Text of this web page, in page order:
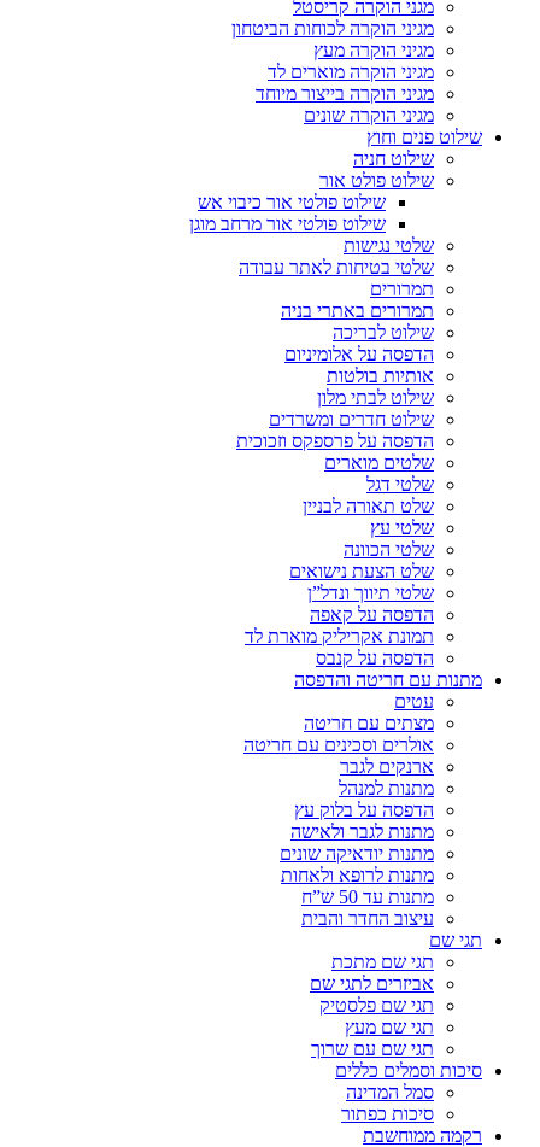
מגני הוקרה קריסטל
מגיני הוקרה לכוחות הביטחון
מגיני הוקרה מעץ
מגיני הוקרה מוארים לד
מגיני הוקרה בייצור מיוחד
מגיני הוקרה שונים
שילוט פנים וחוץ
שילוט חניה
שילוט פולט אור
שילוט פולטי אור כיבוי אש
שילוט פולטי אור מרחב מוגן
שלטי נגישות
שלטי בטיחות לאתר עבודה
תמרורים
תמרורים באתרי בניה
שילוט לבריכה
הדפסה על אלומיניום
אותיות בולטות
שילוט לבתי מלון
שילוט חדרים ומשרדים
הדפסה על פרספקס וזכוכית
שלטים מוארים
שלטי דגל
שלט תאורה לבניין
שלטי עץ
שלטי הכוונה
שלט הצעת נישואים
שלטי תיווך ונדל”ן
הדפסה על קאפה
תמונת אקריליק מוארת לד
הדפסה על קנבס
מתנות עם חריטה והדפסה
עטים
מצתים עם חריטה
אולרים וסכינים עם חריטה
ארנקים לגבר
מתנות למנהל
הדפסה על בלוק עץ
מתנות לגבר ולאישה
מתנות יודאיקה שונים
מתנות לרופא ולאחות
מתנות עד 50 ש”ח
עיצוב החדר והבית
תגי שם
תגי שם מתכת
אביזרים לתגי שם
תגי שם פלסטיק
תגי שם מעץ
תגי שם עם שרוך
סיכות וסמלים כללים
סמל המדינה
סיכות כפתור
רקמה ממוחשבת